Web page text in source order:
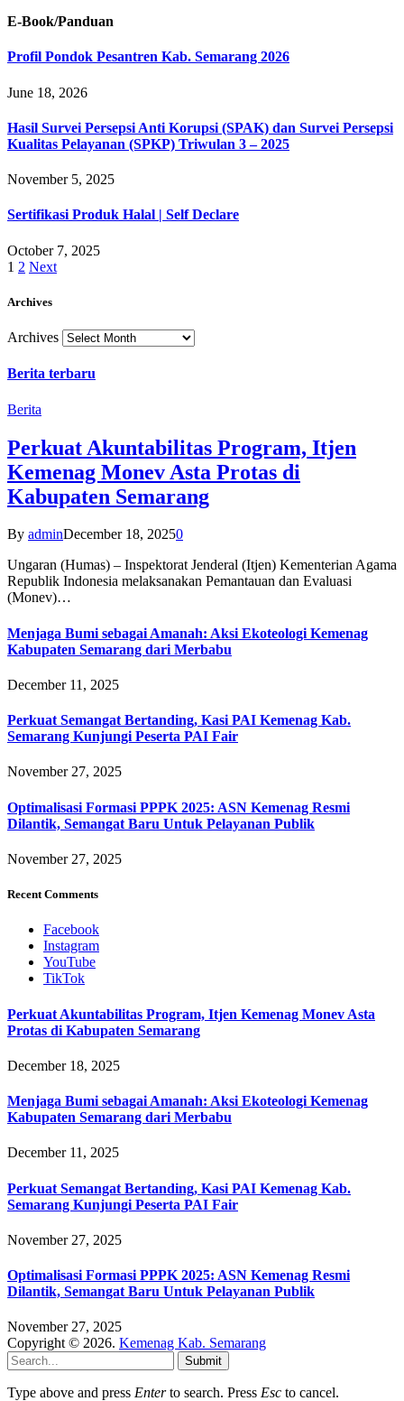
E-Book/Panduan
Profil Pondok Pesantren Kab. Semarang 2026
June 18, 2026
Hasil Survei Persepsi Anti Korupsi (SPAK) dan Survei Persepsi
Kualitas Pelayanan (SPKP) Triwulan 3 – 2025
November 5, 2025
Sertifikasi Produk Halal | Self Declare
October 7, 2025
1 2 Next
Archives
Archives
Berita terbaru
Berita
Perkuat Akuntabilitas Program, Itjen
Kemenag Monev Asta Protas di
Kabupaten Semarang
By adminDecember 18, 20250
Ungaran (Humas) – Inspektorat Jenderal (Itjen) Kementerian Agama
Republik Indonesia melaksanakan Pemantauan dan Evaluasi
(Monev)…
Menjaga Bumi sebagai Amanah: Aksi Ekoteologi Kemenag
Kabupaten Semarang dari Merbabu
December 11, 2025
Perkuat Semangat Bertanding, Kasi PAI Kemenag Kab.
Semarang Kunjungi Peserta PAI Fair
November 27, 2025
Optimalisasi Formasi PPPK 2025: ASN Kemenag Resmi
Dilantik, Semangat Baru Untuk Pelayanan Publik
November 27, 2025
Recent Comments
Facebook
Instagram
YouTube
TikTok
Perkuat Akuntabilitas Program, Itjen Kemenag Monev Asta
Protas di Kabupaten Semarang
December 18, 2025
Menjaga Bumi sebagai Amanah: Aksi Ekoteologi Kemenag
Kabupaten Semarang dari Merbabu
December 11, 2025
Perkuat Semangat Bertanding, Kasi PAI Kemenag Kab.
Semarang Kunjungi Peserta PAI Fair
November 27, 2025
Optimalisasi Formasi PPPK 2025: ASN Kemenag Resmi
Dilantik, Semangat Baru Untuk Pelayanan Publik
November 27, 2025
Copyright © 2026. Kemenag Kab. Semarang
Submit
Type above and press Enterto search. Press Esc to cancel.